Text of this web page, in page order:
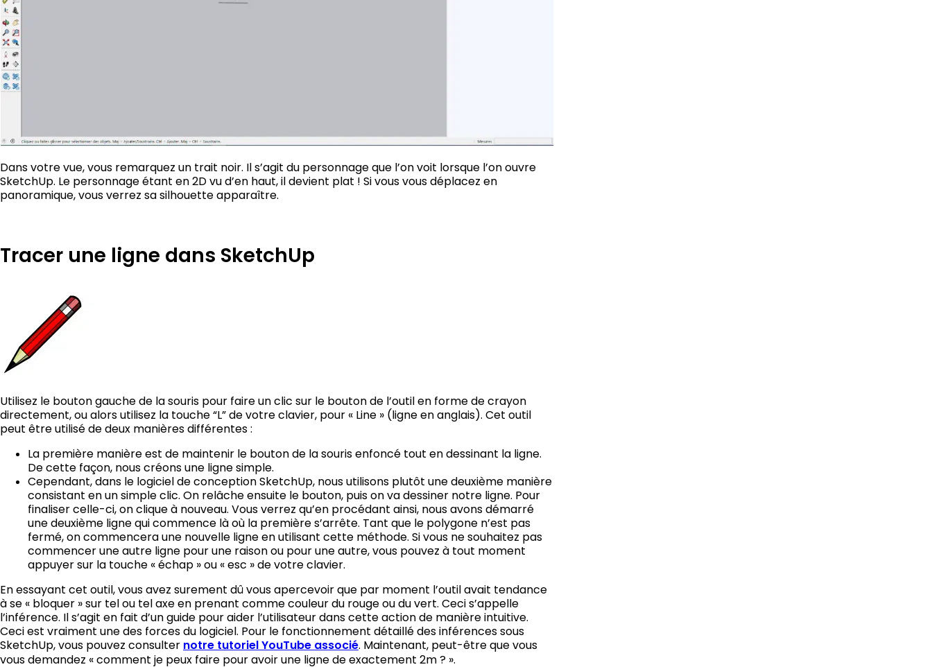
Dans votre vue, vous remarquez un trait noir. Il s’agit du personnage que l’on voit lorsque l’on ouvre
SketchUp. Le personnage étant en 2D vu d’en haut, il devient plat ! Si vous vous déplacez en
panoramique, vous verrez sa silhouette apparaître.
Tracer une ligne dans SketchUp
Utilisez le bouton gauche de la souris pour faire un clic sur le bouton de l’outil en forme de crayon
directement, ou alors utilisez la touche “L” de votre clavier, pour « Line » (ligne en anglais). Cet outil
peut être utilisé de deux manières différentes :
La première manière est de maintenir le bouton de la souris enfoncé tout en dessinant la ligne.
De cette façon, nous créons une ligne simple.
Cependant, dans le logiciel de conception SketchUp, nous utilisons plutôt une deuxième manière
consistant en un simple clic. On relâche ensuite le bouton, puis on va dessiner notre ligne. Pour
finaliser celle-ci, on clique à nouveau. Vous verrez qu’en procédant ainsi, nous avons démarré
une deuxième ligne qui commence là où la première s’arrête. Tant que le polygone n’est pas
fermé, on commencera une nouvelle ligne en utilisant cette méthode. Si vous ne souhaitez pas
commencer une autre ligne pour une raison ou pour une autre, vous pouvez à tout moment
appuyer sur la touche « échap » ou « esc » de votre clavier.
En essayant cet outil, vous avez surement dû vous apercevoir que par moment l’outil avait tendance
à se « bloquer » sur tel ou tel axe en prenant comme couleur du rouge ou du vert. Ceci s’appelle
l’inférence. Il s’agit en fait d’un guide pour aider l’utilisateur dans cette action de manière intuitive.
Ceci est vraiment une des forces du logiciel. Pour le fonctionnement détaillé des inférences sous
SketchUp, vous pouvez consulter notre tutoriel YouTube associé. Maintenant, peut-être que vous
vous demandez « comment je peux faire pour avoir une ligne de exactement 2m ? ».